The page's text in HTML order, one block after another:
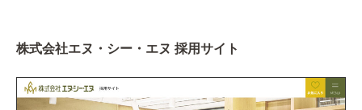
株式会社エヌ・シー・エヌ 採用サイト